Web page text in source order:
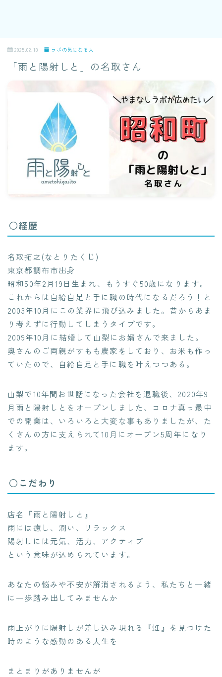
2025.02.18 ラボの気になる人
「雨と陽射しと」の名取さん
○経歴
名取拓之(なとりたくじ)
東京都調布市出身
昭和50年2月19日生まれ、もうすぐ50歳になります。
これからは自給自足と手に職の時代になるだろう！と
2003年10月にこの業界に飛び込みました。昔からあま
り考えずに行動してしまうタイプです。
2009年10月に結婚して山梨にお婿さんで来ました。
奥さんのご両親がすもも農家をしており、お米も作っ
ていたので、自給自足と手に職を叶えつつある。
山梨で10年間お世話になった会社を退職後、2020年9
月雨と陽射しとをオープンしました、コロナ真っ最中
での開業は、いろいろと大変な事もありましたが、た
くさんの方に支えられて10月にオープン5周年になり
ます。
○こだわり
店名『雨と陽射しと』
雨には癒し、潤い、リラックス
陽射しには元気、活力、アクティブ
という意味が込められています。
あなたの悩みや不安が解消されるよう、私たちと一緒
に一歩踏み出してみませんか
雨上がりに陽射しが差し込み現れる『虹』を見つけた
時のような感動のある人生を
まとまりがありませんが